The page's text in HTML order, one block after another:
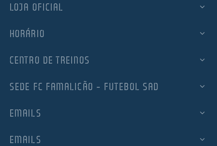
LOJA OFICIAL
HORÁRIO
CENTRO DE TREINOS
SEDE FC FAMALICÃO – FUTEBOL SAD
EMAILS
EMAILS